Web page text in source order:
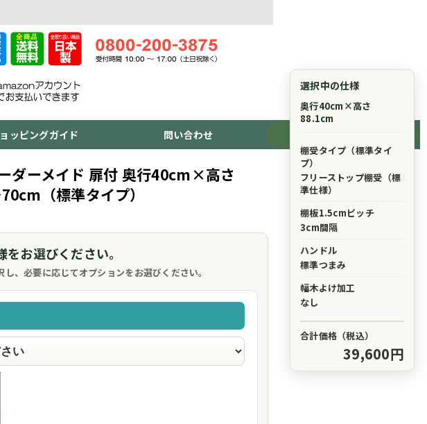
ッピングガイド 問い合わせ
ダーメイド 扉付 奥行40cm×高さ
（標準タイプ）
をお選びください。
し、必要に応じてオプションをお選びください。
選択中の仕様
奥行40cm×高さ
88.1cm
棚受タイプ（標準タイ
プ）
フリーストップ棚受（標
準仕様）
棚板1.5cmピッチ
3cm間隔
ハンドル
標準つまみ
幅木よけ加工
なし
合計価格（税込）
39,600円